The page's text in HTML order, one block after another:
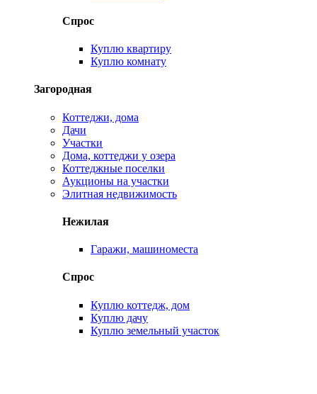
Спрос
Куплю квартиру
Куплю комнату
Загородная
Коттеджи, дома
Дачи
Участки
Дома, коттеджи у озера
Коттеджные поселки
Аукционы на участки
Элитная недвижимость
Нежилая
Гаражи, машиноместа
Спрос
Куплю коттедж, дом
Куплю дачу
Куплю земельный участок